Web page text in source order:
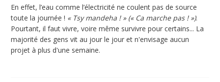
En effet, l’eau comme l’électricité ne coulent pas de source
toute la journée ! « Tsy mandeha ! » (« Ca marche pas ! »).
Pourtant, il faut vivre, voire même survivre pour certains... La
majorité des gens vit au jour le jour et n'envisage aucun
projet à plus d'une semaine.